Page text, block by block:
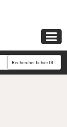

Rechercher fichier DLL